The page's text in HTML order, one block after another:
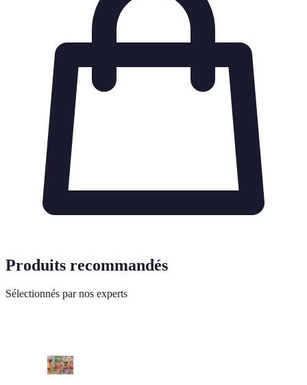
Produits recommandés
Sélectionnés par nos experts